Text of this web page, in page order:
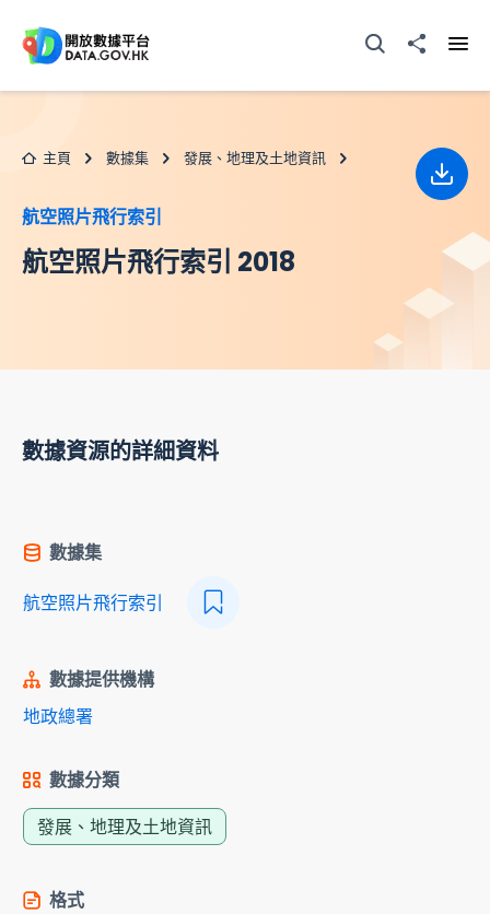
打開搜尋器分享至
主頁 數據集 發展、地理及土地資訊
航空照片飛行索引
航空照片飛行索引 2018
下載
數據資源的詳細資料
數據集
航空照片飛行索引
數據提供機構
地政總署
數據分類
發展、地理及土地資訊
格式